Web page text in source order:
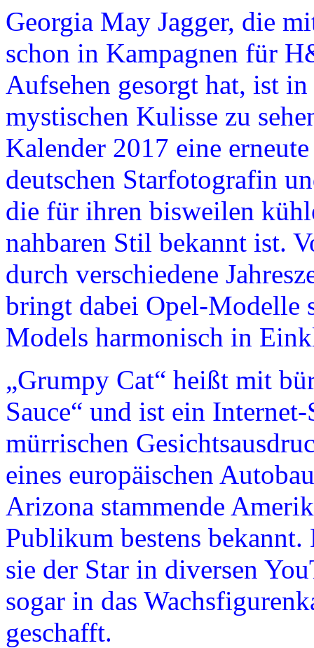
Georgia May Jagger, die
schon in Kampagnen für
Aufsehen gesorgt hat, ist
mystischen Kulisse zu
Kalender 2017 eine
deutschen Starfotografin
die für ihren bisweilen
nahbaren Stil bekannt ist.
durch verschiedene
bringt dabei Opel-Modelle
Models harmonisch in
„Grumpy Cat“ heißt mit
Sauce“ und ist ein
mürrischen
eines europäischen
Arizona stammende
Publikum bestens
sie der Star in diversen
sogar in das
geschafft.